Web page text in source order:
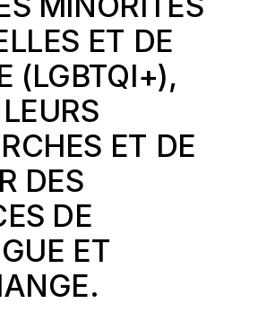
ET DE
(LGBTQI+),
ET DE
DES
DE
ET